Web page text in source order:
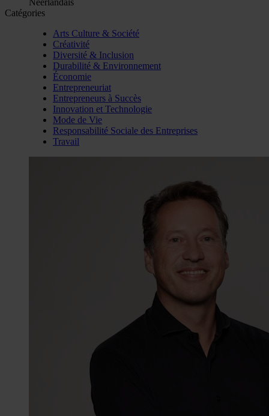
Catégories
Arts Culture & Société
Créativité
Diversité & Inclusion
Durabilité & Environnement
Économie
Entrepreneuriat
Entrepreneurs à Succès
Innovation et Technologie
Mode de Vie
Responsabilité Sociale des Entreprises
Travail